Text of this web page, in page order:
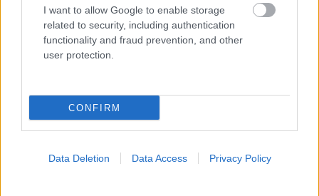
I want to allow Google to enable storage
related to security, including authentication
functionality and fraud prevention, and other
user protection.
CONFIRM
Data Deletion Data Access Privacy Policy